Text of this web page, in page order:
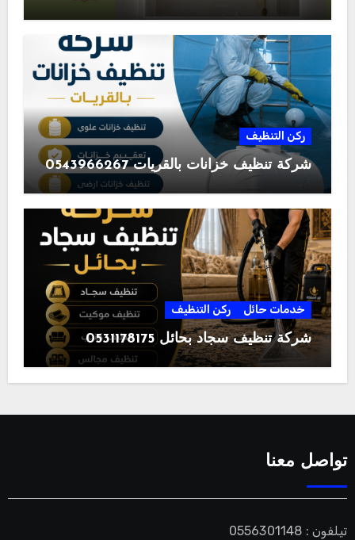
ركن التنظيف
شركة تنظيف خزانات بالقريات 0543966267
خدمات حائل ركن التنظيف
شركة تنظيف سجاد بحائل 0531178175
تواصل معنا
تيلفون : 0556301148